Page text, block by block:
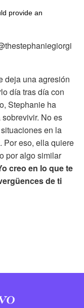
provide an
deja una agresión
día tras día con
Stephanie ha
No es
en la
Por eso, ella quiere
por algo similar
creo en lo que te
de ti